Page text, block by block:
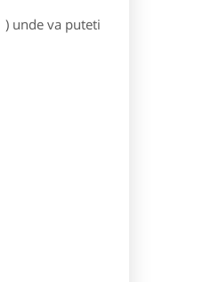
) unde va puteti